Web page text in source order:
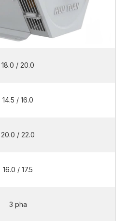
18.0 / 20.0
14.5 / 16.0
20.0 / 22.0
16.0 / 17.5
3 pha